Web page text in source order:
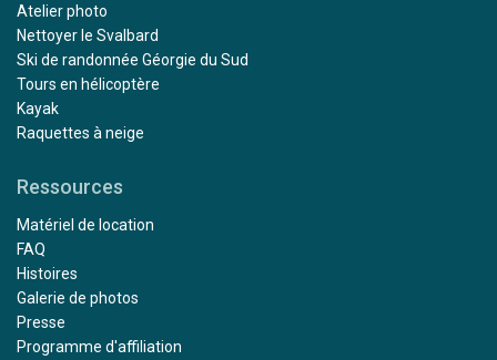
Atelier photo
Nettoyer le Svalbard
Ski de randonnée Géorgie du Sud
Tours en hélicoptère
Kayak
Raquettes à neige
Ressources
Matériel de location
FAQ
Histoires
Galerie de photos
Presse
Programme d'affiliation